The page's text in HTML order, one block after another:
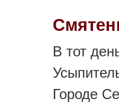
В тот
Городе